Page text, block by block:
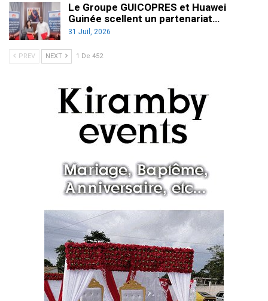
Le Groupe GUICOPRES et Huawei
Guinée scellent un partenariat…
31 Juil, 2026
PREV NEXT 1 De 452